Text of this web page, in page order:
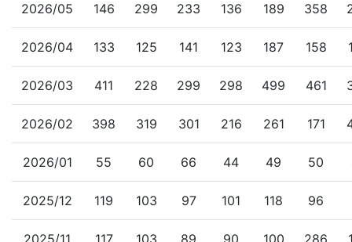
2026/05 146 299 233 136 189 358
2026/04 133 125 141 123 187 158
2026/03 411 228 299 298 499 461
2026/02 398 319 301 216 261 171
2026/01 55 60 66 44 49 50
2025/12 119 103 97 101 118 96